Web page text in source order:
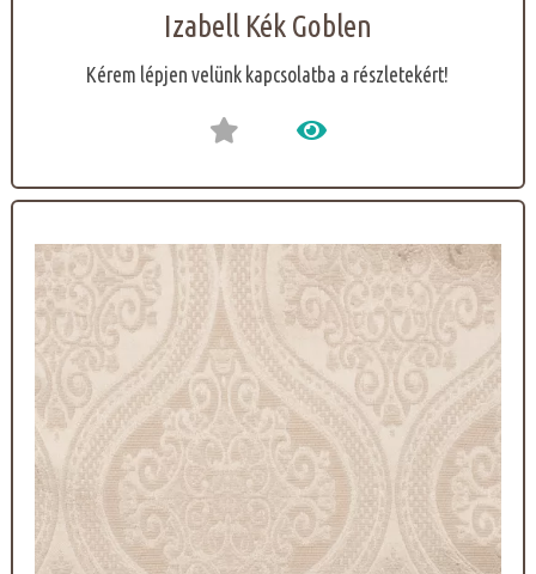
Izabell Kék Goblen
Kérem lépjen velünk kapcsolatba a részletekért!